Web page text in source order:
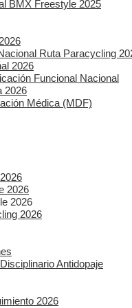
BMX Freestyle 2025
Ruta Paracycling
2026
Funcional Nacional
2026
Médica (MDF)
2026
2026
2026
Antidopaje
2026